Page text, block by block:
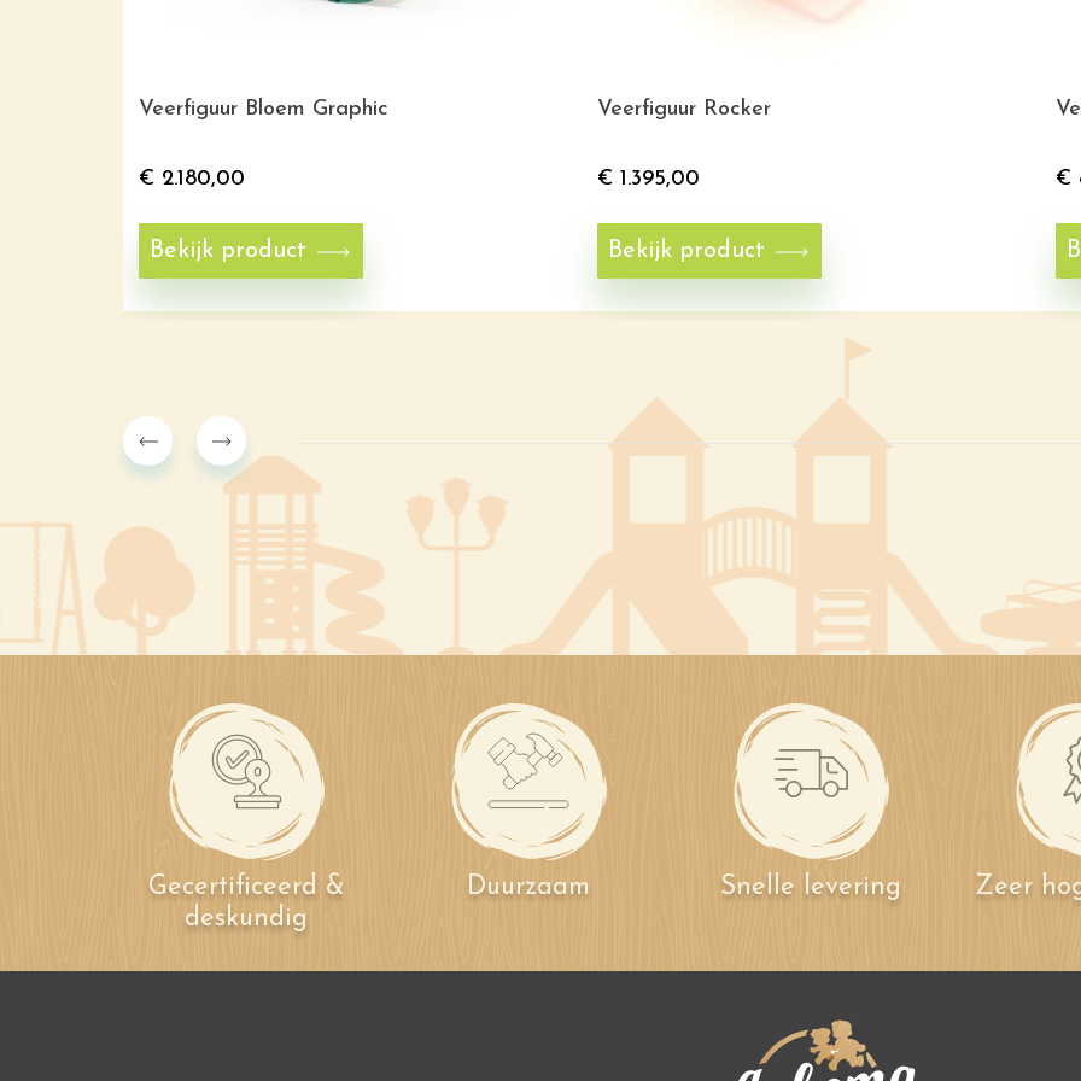
Veerfiguur Bloem Graphic
€ 2.180,00
Bekijk product
Veerfiguur Rocker
€ 1.395,00
Bekijk product
€
Gecertificeerd &
deskundig
Duurzaam Snelle levering Zeer